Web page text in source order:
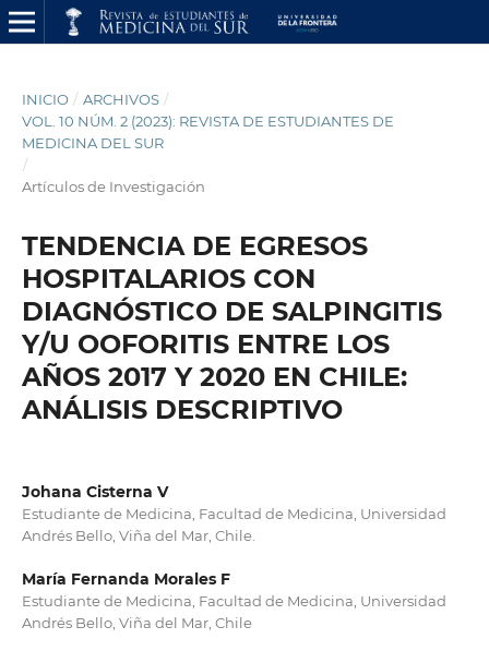
INICIO / ARCHIVOS /
VOL. 10 NÚM. 2 (2023): REVISTA DE ESTUDIANTES DE
MEDICINA DEL SUR
/
Artículos de Investigación
TENDENCIA DE EGRESOS
HOSPITALARIOS CON
DIAGNÓSTICO DE SALPINGITIS
Y/U OOFORITIS ENTRE LOS
AÑOS 2017 Y 2020 EN CHILE:
ANÁLISIS DESCRIPTIVO
Johana Cisterna V
Estudiante de Medicina, Facultad de Medicina, Universidad
Andrés Bello, Viña del Mar, Chile.
María Fernanda Morales F
Estudiante de Medicina, Facultad de Medicina, Universidad
Andrés Bello, Viña del Mar, Chile